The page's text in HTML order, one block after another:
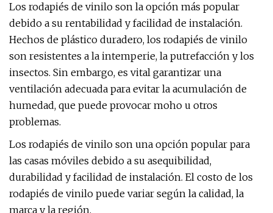
Los rodapiés de vinilo son la opción más popular
debido a su rentabilidad y facilidad de instalación.
Hechos de plástico duradero, los rodapiés de vinilo
son resistentes a la intemperie, la putrefacción y los
insectos. Sin embargo, es vital garantizar una
ventilación adecuada para evitar la acumulación de
humedad, que puede provocar moho u otros
problemas.
Los rodapiés de vinilo son una opción popular para
las casas móviles debido a su asequibilidad,
durabilidad y facilidad de instalación. El costo de los
rodapiés de vinilo puede variar según la calidad, la
marca y la región.